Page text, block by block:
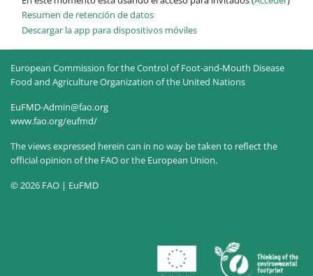
Resumen de retención de datos
Descargar la app para dispositivos móviles
European Commission for the Control of Foot-and-Mouth Disease
Food and Agriculture Organization of the United Nations
EuFMD-Admin@fao.org
www.fao.org/eufmd/
The views expressed herein can in no way be taken to reflect the
official opinion of the FAO or the European Union.
© 2026 FAO | EuFMD